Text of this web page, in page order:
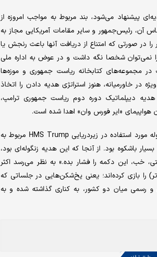
پیشنهاد می‌شود، بند مربوط به مواجب امروزه از
عمل می‌کند که بر اساس آن، رئیس‌جمهور و سایر مقامات آمریکایی مجاز به
در صورتی که امتناع از دریافت آنها باعث رنجش یا
را نمی‌توان شخصا نگه داشت و در عوض به اداره ملی
مجموعه‌های کتابخانه ریاست جمهوری و موزه‌ها
در خاورمیانه، هنوز استراتژی هدیه دادن را اتخاذ
دیپلماتیک دوره دوم ریاست جمهوری ترامپ،
ماه گذشته در جریان یک ضیافت شام دولتی در کاخ سفید، پادشاه چارلز سوم یک زنگوله مورد استفاده در زیردریایی HMS Trump مربوط به
باشکوه بود. از آنجا که این هدیه زنگوله‌ای بود،
خب، این دکمه را فشار بده.» به نظر می‌رسد اکثر
را بازی کرده‌اند؛ یعنی یخ‌شکن‌هایی در جلساتی که
و رسمی میان دو کشور، به کناری گذاشته شده و به